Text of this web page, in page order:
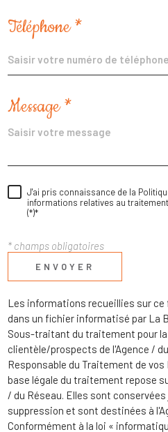
Téléphone *
Message *
J'ai pris connaissance de la
informations relatives au
(*)*
* champs obligatoires
ENVOYER
Les informations recueillies sur
dans un fichier informatisé par La
Sous-traitant du traitement pour
clientèle/prospects de l'Agence /
Responsable du Traitement de vos
base légale du traitement repose
/ du Réseau. Elles sont
suppression et sont destinées à
Conformément à la loi «